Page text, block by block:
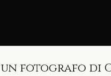
un fotografo di